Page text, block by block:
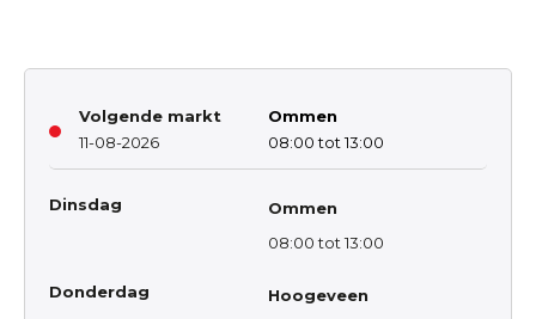
Volgende markt
11-08-2026
Ommen
08:00 tot 13:00
Dinsdag
Ommen
08:00 tot 13:00
Donderdag
Hoogeveen